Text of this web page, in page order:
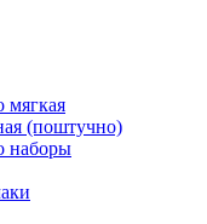
мягкая
(поштучно)
наборы